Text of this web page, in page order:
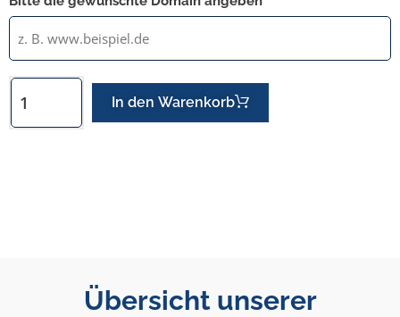
In den Warenkorb
Übersicht unserer